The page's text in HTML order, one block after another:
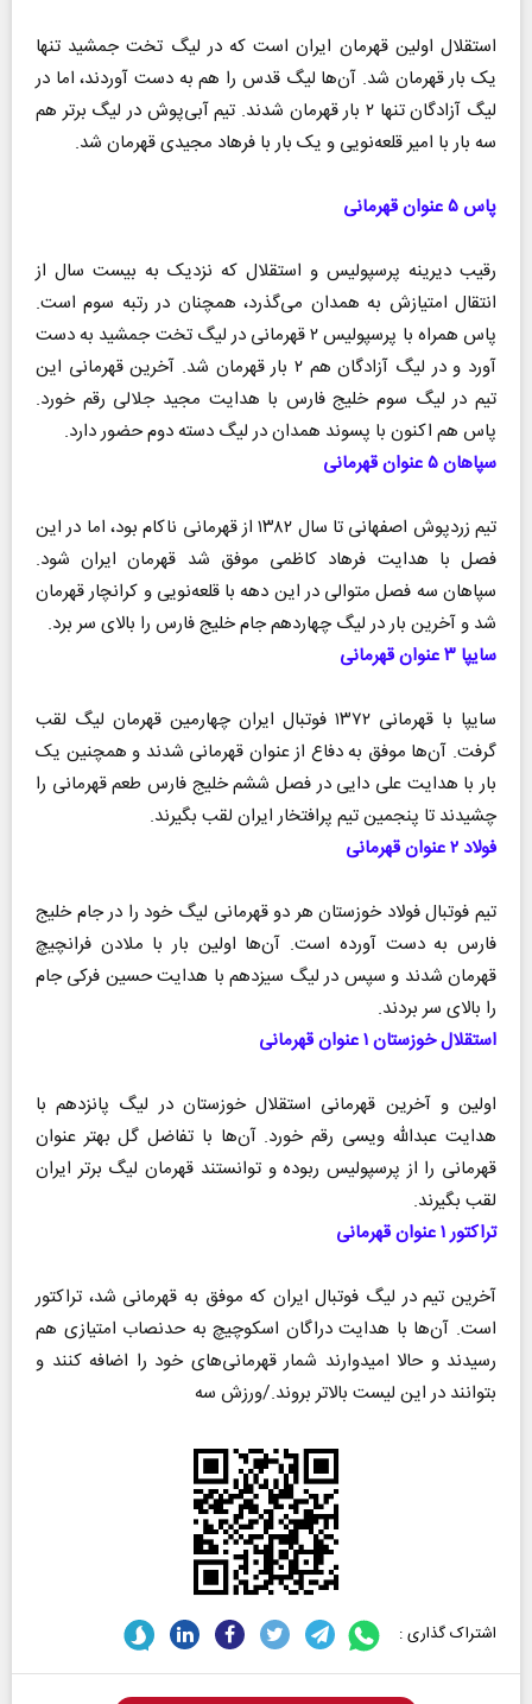
استقلال اولین قهرمان ایران است که در لیگ تخت جمشید تنها
یک بار قهرمان شد. آن‌ها لیگ قدس را هم به دست آوردند، اما در
لیگ آزادگان تنها ۲ بار قهرمان شدند. تیم آبی‌پوش در لیگ برتر هم
سه بار با امیر قلعه‌نویی و یک بار با فرهاد مجیدی قهرمان شد.
پاس ۵ عنوان قهرمانی
رقیب دیرینه پرسپولیس و استقلال که نزدیک به بیست سال از
انتقال امتیازش به همدان می‌گذرد، همچنان در رتبه سوم است.
پاس همراه با پرسپولیس ۲ قهرمانی در لیگ تخت جمشید به دست
آورد و در لیگ آزادگان هم ۲ بار قهرمان شد. آخرین قهرمانی این
تیم در لیگ سوم خلیج فارس با هدایت مجید جلالی رقم خورد.
پاس هم اکنون با پسوند همدان در لیگ دسته دوم حضور دارد.
سپاهان ۵ عنوان قهرمانی
تیم زردپوش اصفهانی تا سال ۱۳۸۲ از قهرمانی ناکام بود، اما در این
فصل با هدایت فرهاد کاظمی موفق شد قهرمان ایران شود.
سپاهان سه فصل متوالی در این دهه با قلعه‌نویی و کرانچار قهرمان
شد و آخرین بار در لیگ چهاردهم جام خلیج فارس را بالای سر برد.
سایپا ۳ عنوان قهرمانی
سایپا با قهرمانی ۱۳۷۲ فوتبال ایران چهارمین قهرمان لیگ لقب
گرفت. آن‌ها موفق به دفاع از عنوان قهرمانی شدند و همچنین یک
بار با هدایت علی دایی در فصل ششم خلیج فارس طعم قهرمانی را
چشیدند تا پنجمین تیم پرافتخار ایران لقب بگیرند.
فولاد ۲ عنوان قهرمانی
تیم فوتبال فولاد خوزستان هر دو قهرمانی لیگ خود را در جام خلیج
فارس به دست آورده است. آن‌ها اولین بار با ملادن فرانچیچ
قهرمان شدند و سپس در لیگ سیزدهم با هدایت حسین فرکی جام
را بالای سر بردند.
استقلال خوزستان ۱ عنوان قهرمانی
اولین و آخرین قهرمانی استقلال خوزستان در لیگ پانزدهم با
هدایت عبدالله ویسی رقم خورد. آن‌ها با تفاضل گل بهتر عنوان
قهرمانی را از پرسپولیس ربوده و توانستند قهرمان لیگ برتر ایران
لقب بگیرند.
تراکتور ۱ عنوان قهرمانی
آخرین تیم در لیگ فوتبال ایران که موفق به قهرمانی شد، تراکتور
است. آن‌ها با هدایت دراگان اسکوچیچ به حدنصاب امتیازی هم
رسیدند و حالا امیدوارند شمار قهرمانی‌های خود را اضافه کنند و
بتوانند در این لیست بالاتر بروند./ورزش سه
اشتراک گذاری :